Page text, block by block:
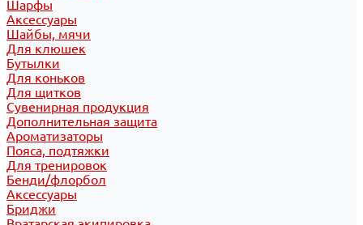
Шарфы
Аксессуары
Шайбы, мячи
Для клюшек
Бутылки
Для коньков
Для щитков
Сувенирная продукция
Дополнительная защита
Ароматизаторы
Пояса, подтяжки
Для тренировок
Бенди/флорбол
Аксессуары
Бриджи